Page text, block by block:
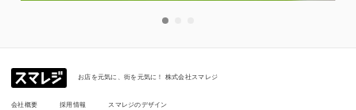
お店を元気に、街を元気に！ 株式会社スマレジ
会社概要 採用情報 スマレジのデザイン